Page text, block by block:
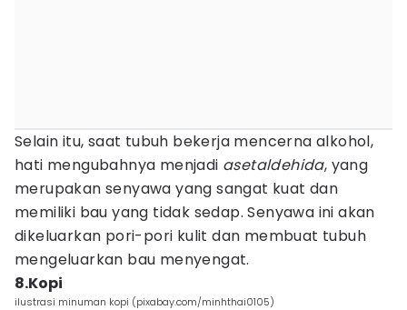
Selain itu, saat tubuh bekerja mencerna alkohol,
hati mengubahnya menjadi asetaldehida, yang
merupakan senyawa yang sangat kuat dan
memiliki bau yang tidak sedap. Senyawa ini akan
dikeluarkan pori-pori kulit dan membuat tubuh
mengeluarkan bau menyengat.
8.Kopi
ilustrasi minuman kopi (pixabay.com/minhthai0105)